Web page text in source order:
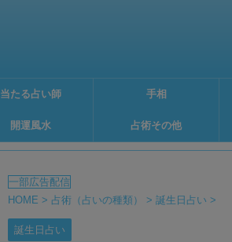
当たる占い師 手相
開運風水 占術その他
HOME > 占術（占いの種類） > 誕生日占い >
誕生日占い